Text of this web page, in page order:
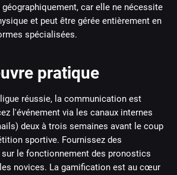
car elle ne nécessite
et peut être gérée entièrement en
spécialisées.
pratique
réussie, la communication est
l'événement via les canaux internes
deux à trois semaines avant le coup
sportive. Fournissez des
le fonctionnement des pronostics
novices. La gamification est au cœur